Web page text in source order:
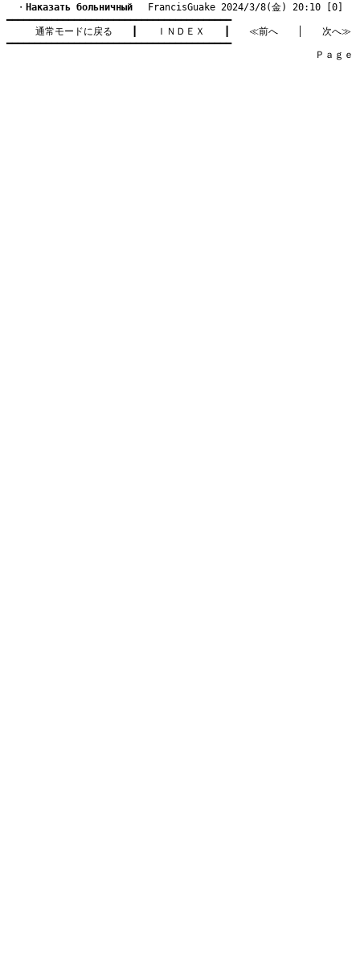
・ Hаказать больничный FrancisGuake 2024/3/8(金) 20:10 [0]
━━━━━━━━━━━━━━━━━━━━━━━━━━━━━━━━━━━━━━━━
通常モードに戻る
ＩＮＤＥＸ ≪前へ
次へ≫
━━━━━━━━━━━━━━━━━━━━━━━━━━━━━━━━━━━━━━━━
Ｐａｇｅ